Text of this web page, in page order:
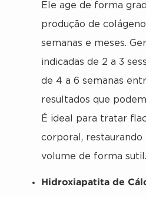
Ele age de forma
produção de
semanas e meses.
indicadas de 2 a 3
de 4 a 6 semanas
resultados que
É ideal para tratar
corporal, restaurando
volume de forma sutil.
Hidroxiapatita de